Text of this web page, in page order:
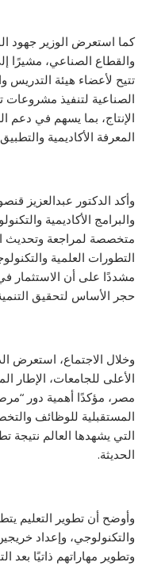
كما استعرض الوزير جهود
والقطاع الصناعي، مشيرًا
تتيح لأعضاء هيئة
الصناعية لتنفيذ مشروعات
الإنتاج، بما يسهم في دعم
المعرفة الأكاديمية
وأكد الدكتور عبدالعزيز
والبرامج الأكاديمية
متخصصة لمراجعة وتحديث
التطورات العلمية
مشددًا على أن الاستثمار في
حجر الأساس لتحقيق
وخلال الاجتماع،
الأعلى للجامعات، الإطار
مصر، مؤكدًا أهمية دور
المستقبلية للوظائف
التي يشهدها العالم نتيجة
الحديثة.
وأوضح أن تطوير التعليم
والتكنولوجي، وإعداد
وتطوير مهاراتهم ذاتيًا بعد